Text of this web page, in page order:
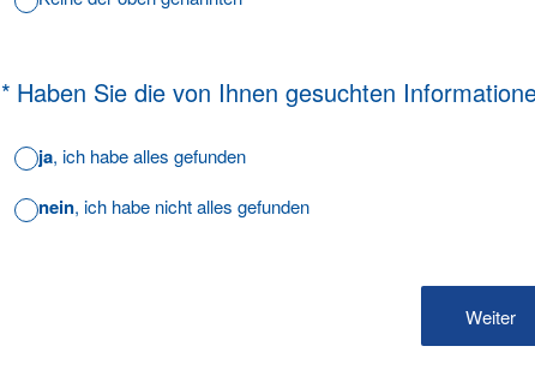
* Haben Sie die von Ihnen gesuchten
(Erforderlich.)
ja, ich habe alles gefunden
nein, ich habe nicht alles gefunden
Weiter